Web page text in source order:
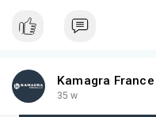
Kamagra France
35 w